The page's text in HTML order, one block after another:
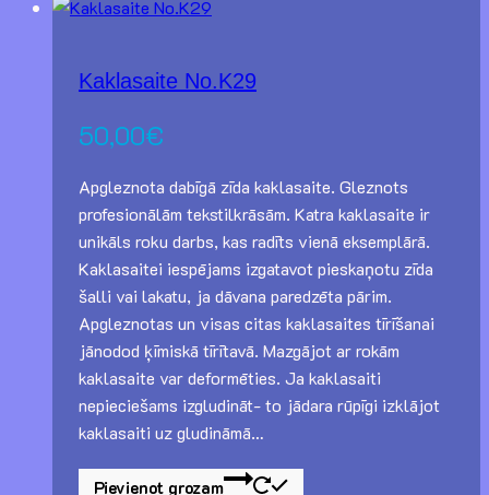
Kaklasaite No.K29
50,00€
Apgleznota dabīgā zīda kaklasaite. Gleznots
profesionālām tekstilkrāsām. Katra kaklasaite ir
unikāls roku darbs, kas radīts vienā eksemplārā.
Kaklasaitei iespējams izgatavot pieskaņotu zīda
šalli vai lakatu, ja dāvana paredzēta pārim.
Apgleznotas un visas citas kaklasaites tīrīšanai
jānodod ķīmiskā tīrītavā. Mazgājot ar rokām
kaklasaite var deformēties. Ja kaklasaiti
nepieciešams izgludināt- to jādara rūpīgi izklājot
kaklasaiti uz gludināmā…
Pievienot grozam